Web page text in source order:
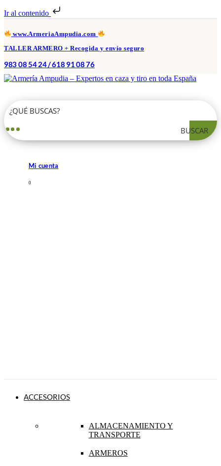
Ir al contenido
www.ArmeriaAmpudia.com
TALLER ARMERO + Recogida y envío seguro
983 08 54 24 / 618 91 08 76
BUSCAR
Mi cuenta
0
ACCESORIOS
ALMACENAMIENTO Y
TRANSPORTE
ARMEROS